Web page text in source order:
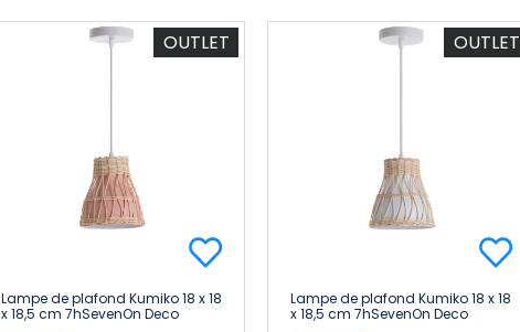
OUTLET
Lampe de plafond Kumiko 18 x 18
x 18,5 cm 7hSevenOn Deco
OUTLET
Lampe de plafond Kumiko 18 x 18
x 18,5 cm 7hSevenOn Deco